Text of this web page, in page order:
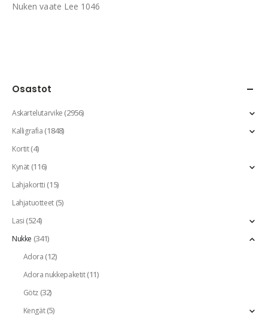
Nuken vaate Lee 1046
Osastot
Askartelutarvike(2956)
Kalligrafia(1848)
Kortit(4)
Kynät(116)
Lahjakortti(15)
Lahjatuotteet(5)
Lasi(524)
Nukke (341)
Adora(12)
Adora nukkepaketit(11)
Götz(32)
Kengät(5)